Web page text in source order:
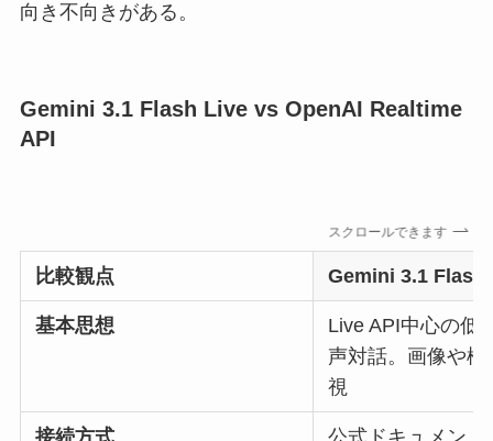
向き不向きがある。
Gemini 3.1 Flash Live vs OpenAI Realtime
API
スクロールできます
比較観点 Gemini 3.1 Flash
基本思想
Live API中心の低
声対話。画像や検
視